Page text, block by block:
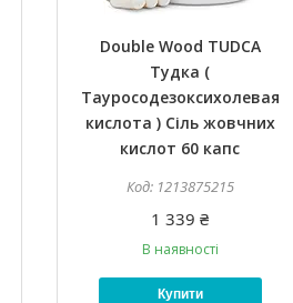
Double Wood TUDCA
Тудка (
Тауросодезоксихолевая
кислота ) Сіль жовчних
кислот 60 капс
1213875215
1 339 ₴
В наявності
Купити